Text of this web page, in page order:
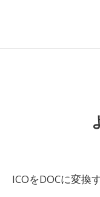
ICOをDOCに変換